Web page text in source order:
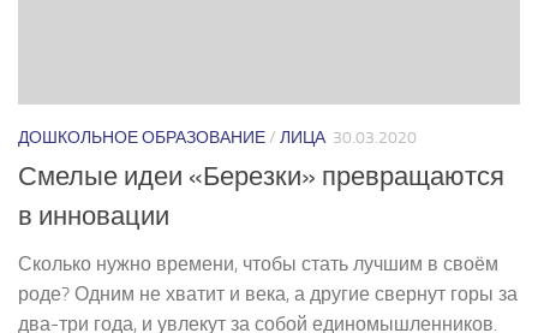
ДОШКОЛЬНОЕ ОБРАЗОВАНИЕ/ ЛИЦА 30.03.2020
Смелые идеи «Березки» превращаются
в инновации
Сколько нужно времени, чтобы стать лучшим в своём
роде? Одним не хватит и века, а другие свернут горы за
два­-три года, и увлекут за собой единомышленников.